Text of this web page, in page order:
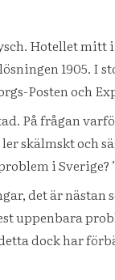
Hotellet
1905. I
Posten och
På frågan
ler skälmskt och
i Sverige?
det är nästan
uppenbara
dock har